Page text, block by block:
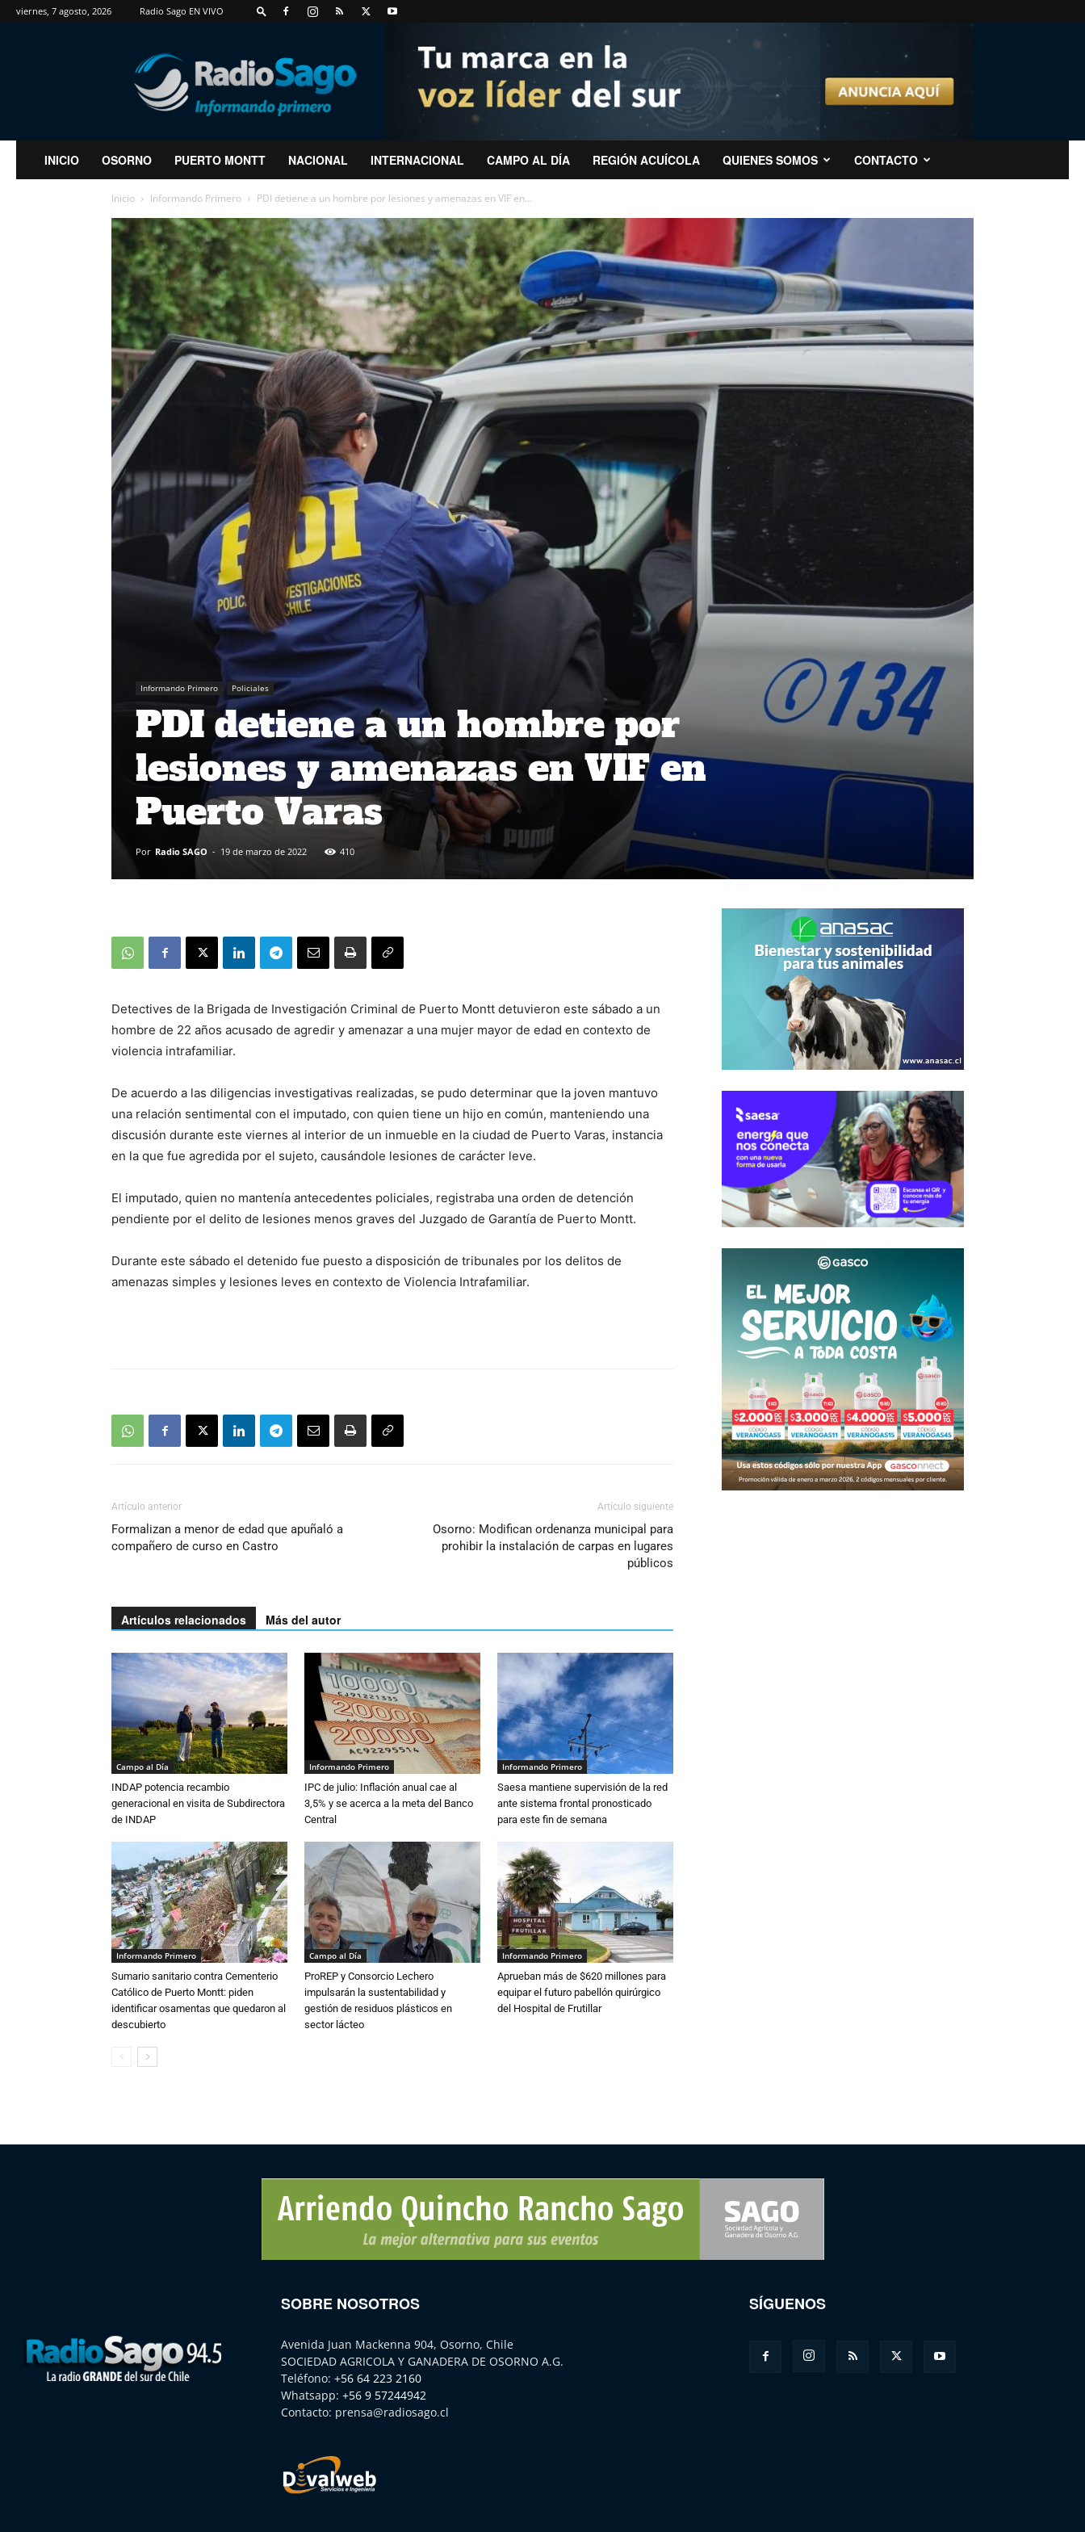
viernes, 7 agosto, 2026 Radio Sago EN VIVO
RadioSago
INICIO OSORNO PUERTO MONTT NACIONAL INTERNACIONAL CAMPO AL DÍA REGIÓN ACUÍCOLA QUIENES SOMOS CONTACTO
Inicio Informando Primero PDI detiene a un hombre por lesiones y amenazas en VIF en...
Informando Primero Policiales
PDI detiene a un hombre por
lesiones y amenazas en VIF en
Puerto Varas
Por Radio SAGO - 19 de marzo de 2022 410
Detectives de la Brigada de Investigación Criminal de Puerto Montt detuvieron este sábado a un
hombre de 22 años acusado de agredir y amenazar a una mujer mayor de edad en contexto de
violencia intrafamiliar.
De acuerdo a las diligencias investigativas realizadas, se pudo determinar que la joven mantuvo
una relación sentimental con el imputado, con quien tiene un hijo en común, manteniendo una
discusión durante este viernes al interior de un inmueble en la ciudad de Puerto Varas, instancia
en la que fue agredida por el sujeto, causándole lesiones de carácter leve.
El imputado, quien no mantenía antecedentes policiales, registraba una orden de detención
pendiente por el delito de lesiones menos graves del Juzgado de Garantía de Puerto Montt.
Durante este sábado el detenido fue puesto a disposición de tribunales por los delitos de
amenazas simples y lesiones leves en contexto de Violencia Intrafamiliar.
Artículo anterior
Formalizan a menor de edad que apuñaló a
compañero de curso en Castro
Artículo siguiente
Osorno: Modifican ordenanza municipal para
prohibir la instalación de carpas en lugares
públicos
Artículos relacionados Más del autor
Campo al Día
INDAP potencia recambio
generacional en visita de Subdirectora
de INDAP
Informando Primero
IPC de julio: Inflación anual cae al
3,5% y se acerca a la meta del Banco
Central
Informando Primero
Saesa mantiene supervisión de la red
ante sistema frontal pronosticado
para este fin de semana
Informando Primero
Sumario sanitario contra Cementerio
Católico de Puerto Montt: piden
identificar osamentas que quedaron al
descubierto
Campo al Día
ProREP y Consorcio Lechero
impulsarán la sustentabilidad y
gestión de residuos plásticos en
sector lácteo
Informando Primero
Aprueban más de $620 millones para
equipar el futuro pabellón quirúrgico
del Hospital de Frutillar
SOBRE NOSOTROS
Avenida Juan Mackenna 904, Osorno, Chile
SOCIEDAD AGRICOLA Y GANADERA DE OSORNO A.G.
Teléfono: +56 64 223 2160
Whatsapp: +56 9 57244942
Contacto: prensa@radiosago.cl
SÍGUENOS